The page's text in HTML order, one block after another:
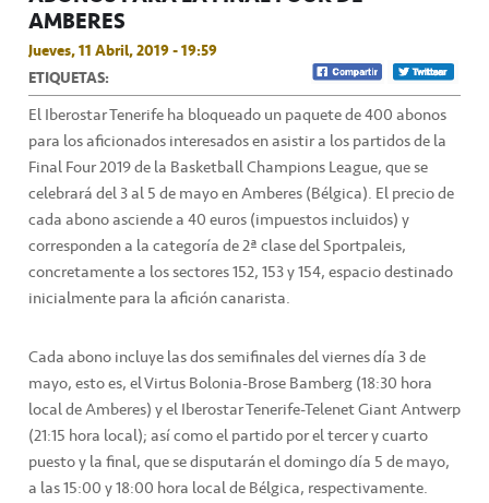
AMBERES
Jueves, 11 Abril, 2019 - 19:59
ETIQUETAS:
El Iberostar Tenerife ha bloqueado un paquete de 400 abonos
para los aficionados interesados en asistir a los partidos de la
Final Four 2019 de la Basketball Champions League, que se
celebrará del 3 al 5 de mayo en Amberes (Bélgica). El precio de
cada abono asciende a 40 euros (impuestos incluidos) y
corresponden a la categoría de 2ª clase del Sportpaleis,
concretamente a los sectores 152, 153 y 154, espacio destinado
inicialmente para la afición canarista.
Cada abono incluye las dos semifinales del viernes día 3 de
mayo, esto es, el Virtus Bolonia-Brose Bamberg (18:30 hora
local de Amberes) y el Iberostar Tenerife-Telenet Giant Antwerp
(21:15 hora local); así como el partido por el tercer y cuarto
puesto y la final, que se disputarán el domingo día 5 de mayo,
a las 15:00 y 18:00 hora local de Bélgica, respectivamente.